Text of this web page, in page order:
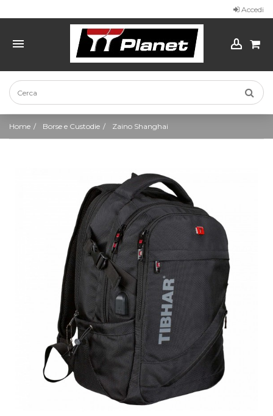
Accedi
Home Borse e Custodie Zaino Shanghai